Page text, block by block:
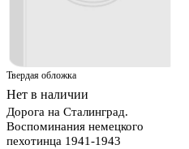
Твердая обложка
Нет в наличии
Дорога на Сталинград.
Воспоминания немецкого
пехотинца 1941-1943